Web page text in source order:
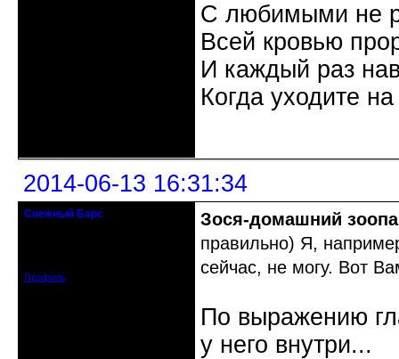
С любимыми не
Всей кровью
И каждый раз
Когда уходите
2014-06-13 16:31:34
Снежный Барс
Профиль
Зося-домашний
правильно) Я,
сейчас, не могу. Вот
По выражению
у него внутри...